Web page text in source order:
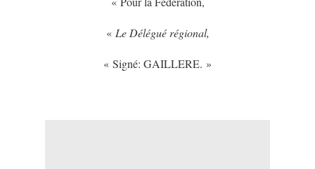
« Le Délégué régional,
« Signé: GAILLERE. »